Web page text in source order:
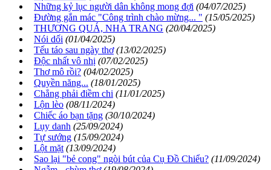
Những kỷ lục người dân không mong đợi (04/07/2025)
Đường gắn mác "Công trình chào mừng... " (15/05/2025)
THƯƠNG QUÁ, NHA TRANG (20/04/2025)
Nói dối (01/04/2025)
Tếu táo sau ngày thơ (13/02/2025)
Độc nhất vô nhị (07/02/2025)
Thơ mô rồi? (04/02/2025)
Quyền năng... (18/01/2025)
Chẳng phải điềm chi (11/01/2025)
Lộn lèo (08/11/2024)
Chiếc áo bạn tặng (30/10/2024)
Lụy danh (25/09/2024)
Tự sướng (15/09/2024)
Lột mặt (13/09/2024)
Sao lại "bẻ cong" ngòi bút của Cụ Đồ Chiểu? (11/09/2024)